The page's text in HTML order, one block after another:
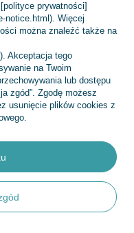
prywatności]
notice.html). Więcej
można znaleźć także na
Akceptacja tego
na Twoim
lub dostępu
zgód”. Zgodę możesz
usunięcie plików cookies z